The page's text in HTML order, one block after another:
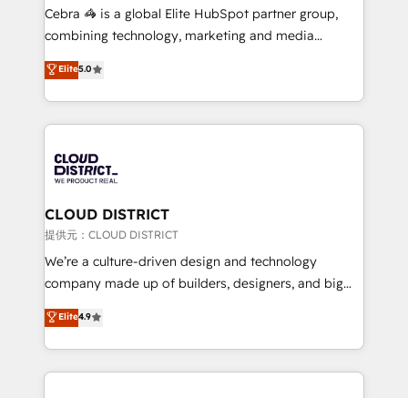
boost with a new HubSpot site Recognized leaders:
🏆 HubSpot Platform Migration Impact Award 🏆
Inbound Campaign of the Year 🏆 Gold AVA Digital
Award for Best Website 🌟 Accreditations: CRM
Cebra 🦓 is a global Elite HubSpot partner group,
combining technology, marketing and media
expertise across Latin America and Southern
Europe, with teams across 7 countries. Born in Chile,
we combine local insight with international reach to
help businesses grow through technology, creativity,
500+ HubSpot implementations, building end-to-
end solutions that integrate CRM, AI automation,
inbound and loop marketing, content, and digital
creativity. Our multicultural team works in Spanish,
Portuguese, and English to design scalable strategies
that drive measurable growth. 🌎 Highlights: • 10+
Platform Migration Excellence. • Top 3 Partner of the
Year LATAM 2022, 2023, 2024, 2025. • Partner of the
Elite5.0
CLOUD DISTRICT
提供元：CLOUD DISTRICT
We’re a culture-driven design and technology
company made up of builders, designers, and big
thinkers. We blend strategy, design, and
development—always fueled by curiosity—to turn
ideas, opportunities, and challenges into meaningful
experiences. To us, technology is more than just
Elite4.9